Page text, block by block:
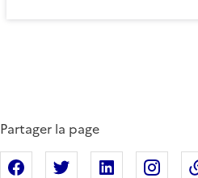
Partager la page
Partager sur Facebook
Partager sur X
Partager